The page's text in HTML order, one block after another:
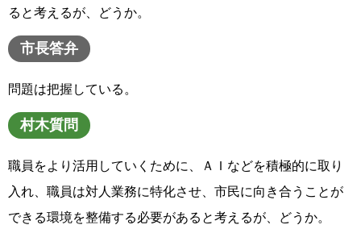
ると考えるが、どうか。
市長答弁
問題は把握している。
村木質問
職員をより活用していくために、ＡＩなどを積極的に取り
入れ、職員は対人業務に特化させ、市民に向き合うことが
できる環境を整備する必要があると考えるが、どうか。